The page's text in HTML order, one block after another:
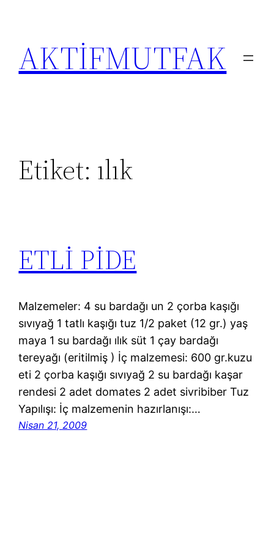
AKTİFMUTFAK
Etiket: ılık
ETLİ PİDE
Malzemeler: 4 su bardağı un 2 çorba kaşığı
sıvıyağ 1 tatlı kaşığı tuz 1/2 paket (12 gr.) yaş
maya 1 su bardağı ılık süt 1 çay bardağı
tereyağı (eritilmiş ) İç malzemesi: 600 gr.kuzu
eti 2 çorba kaşığı sıvıyağ 2 su bardağı kaşar
rendesi 2 adet domates 2 adet sivribiber Tuz
Yapılışı: İç malzemenin hazırlanışı:…
Nisan 21, 2009